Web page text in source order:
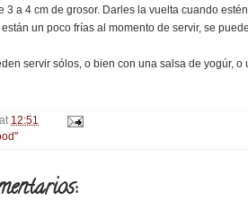
3 a 4 cm de grosor. Darles la vuelta cuando
un poco frías al momento de servir, se
servir sólos, o bien con una salsa de yogúr,
at 12:51